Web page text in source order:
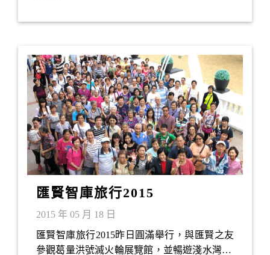
匯賢智庫旅行2015
2015 年 05 月 18 日
匯賢智庫旅行2015昨日圓滿舉行，與匯賢之友
參觀葛量洪號滅火輪展覽館，並暢遊淺水灣3D